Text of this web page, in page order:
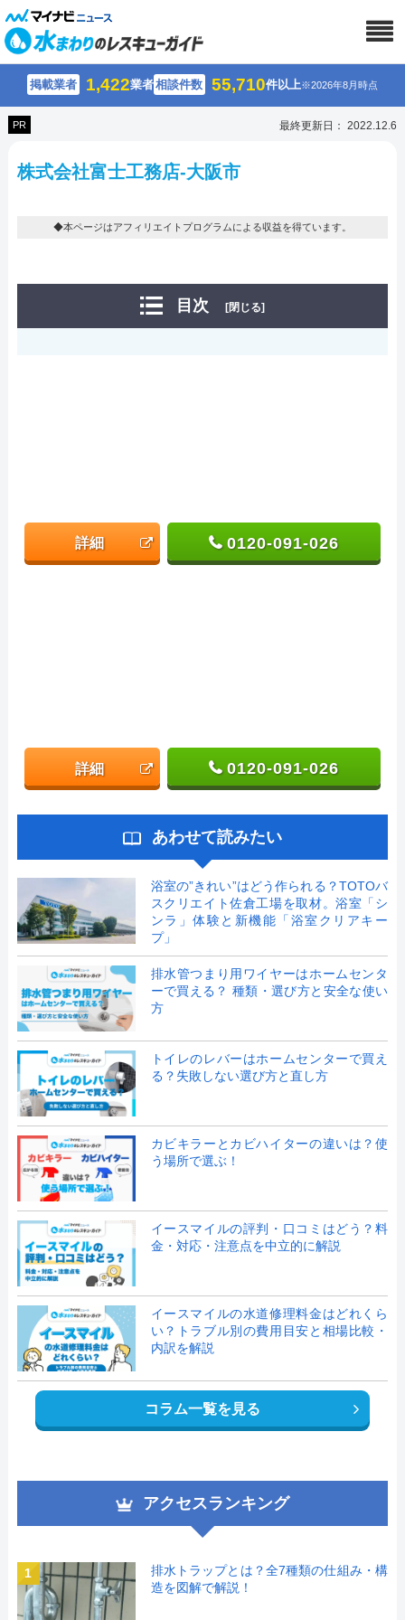
掲載業者 1,422業者相談件数 55,710件以上※2026年8月時点
PR 最終更新日： 2022.12.6
株式会社富士工務店-大阪市
◆本ページはアフィリエイトプログラムによる収益を得ています。
目次 [閉じる]
詳細 0120-091-026
詳細 0120-091-026
あわせて読みたい
浴室の”きれい”はどう作られる？TOTOバ
スクリエイト佐倉工場を取材。浴室「シ
ンラ」体験と新機能「浴室クリアキー
プ」
排水管つまり用ワイヤーはホームセンタ
ーで買える？ 種類・選び方と安全な使い
方
トイレのレバーはホームセンターで買え
る？失敗しない選び方と直し方
カビキラーとカビハイターの違いは？使
う場所で選ぶ！
イースマイルの評判・口コミはどう？料
金・対応・注意点を中立的に解説
イースマイルの水道修理料金はどれくら
い？トラブル別の費用目安と相場比較・
内訳を解説
コラム一覧を見る
アクセスランキング
1
排水トラップとは？全7種類の仕組み・構
造を図解で解説！